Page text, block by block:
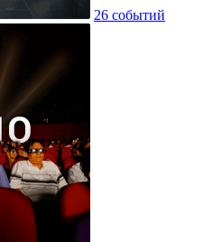
26 событий